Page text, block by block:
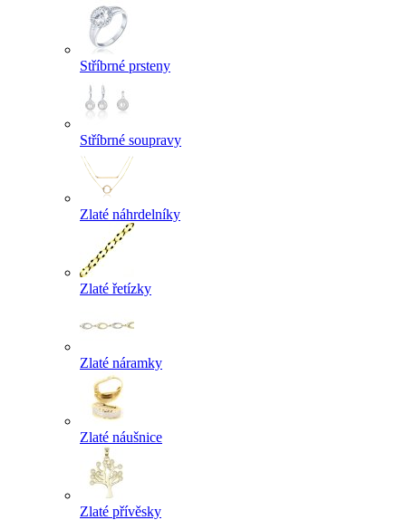
Stříbrné prsteny
Stříbrné soupravy
Zlaté náhrdelníky
Zlaté řetízky
Zlaté náramky
Zlaté náušnice
Zlaté přívěsky